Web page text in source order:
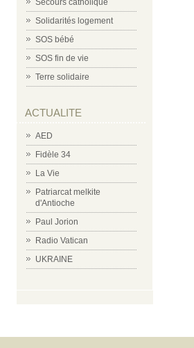
Secours catholique
Solidarités logement
SOS bébé
SOS fin de vie
Terre solidaire
ACTUALITE
AED
Fidèle 34
La Vie
Patriarcat melkite
d'Antioche
Paul Jorion
Radio Vatican
UKRAINE